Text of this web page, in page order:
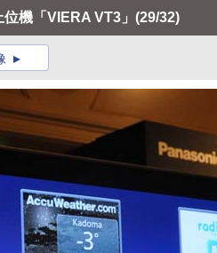
機「VIERA VT3」 (29/32)